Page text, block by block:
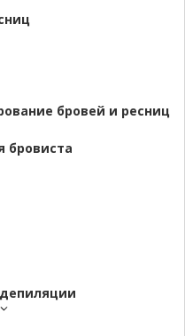
бровей и ресниц
бровиста